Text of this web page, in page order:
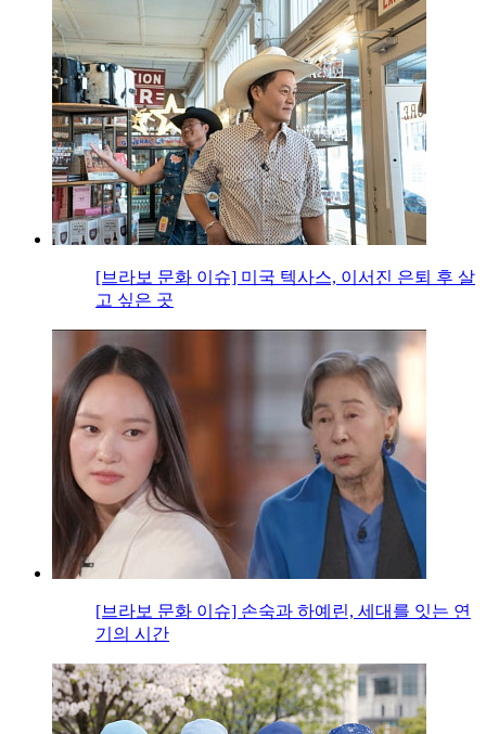
[브라보 문화 이슈] 미국 텍사스, 이서진 은퇴 후 살
고 싶은 곳
[브라보 문화 이슈] 손숙과 하예린, 세대를 잇는 연
기의 시간